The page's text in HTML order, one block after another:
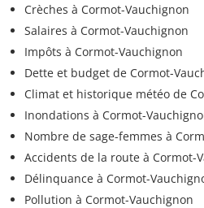
Crèches à Cormot-Vauchignon
Salaires à Cormot-Vauchignon
Impôts à Cormot-Vauchignon
Dette et budget de Cormot-
Climat et historique météo de
Inondations à Cormot-
Nombre de sage-femmes à
Accidents de la route à Cormot-
Délinquance à Cormot-
Pollution à Cormot-Vauchignon